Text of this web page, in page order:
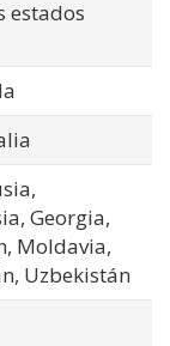
estados
Georgia,
Moldavia,
Uzbekistán